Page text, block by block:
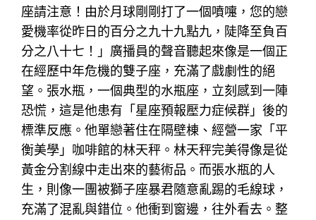
座請注意！由於月球剛剛打了一個噴嚏，您的戀
愛機率從昨日的百分之九十九點九，陡降至負百
分之八十七！」廣播員的聲音聽起來像是一個正
在經歷中年危機的雙子座，充滿了戲劇性的絕
望。張水瓶，一個典型的水瓶座，立刻感到一陣
恐慌，這是他患有「星座預報壓力症候群」後的
標準反應。他單戀著住在隔壁棟、經營一家「平
衡美學」咖啡館的林天秤。林天秤完美得像是從
黃金分割線中走出來的藝術品。而張水瓶的人
生，則像一團被獅子座暴君隨意亂踢的毛線球，
充滿了混亂與錯位。他衝到窗邊，往外看去。整